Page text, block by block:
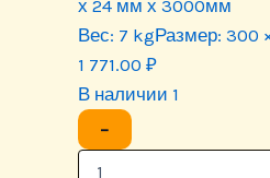
х 24 мм х 3000мм
Вес: 7 kgРазмер: 300
1 771.00 ₽
В наличии 1
−